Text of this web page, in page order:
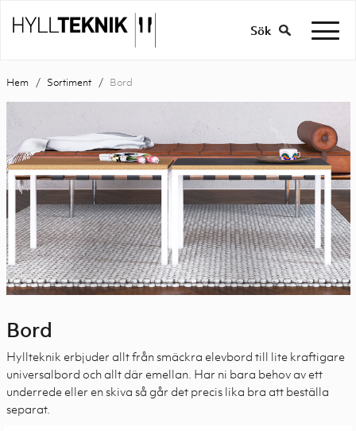
Sök
Hem Sortiment Bord
Bord
Hyllteknik erbjuder allt från smäckra elevbord till lite kraftigare
universalbord och allt där emellan. Har ni bara behov av ett
underrede eller en skiva så går det precis lika bra att beställa
separat.